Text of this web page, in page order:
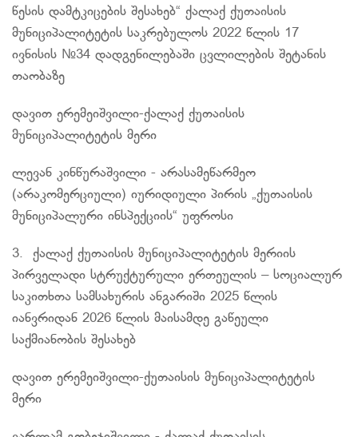
წესის დამტკიცების შესახებ“ ქალაქ ქუთაისის
მუნიციპალიტეტის საკრებულოს 2022 წლის 17
ივნისის №34 დადგენილებაში ცვლილების შეტანის
თაობაზე
დავით ერემეიშვილი-ქალაქ ქუთაისის
მუნიციპალიტეტის მერი
ლევან კინწურაშვილი - არასამეწარმეო
(არაკომერციული) იურიდიული პირის „ქუთაისის
მუნიციპალური ინსპექციის“ უფროსი
3. ქალაქ ქუთაისის მუნიციპალიტეტის მერიის
პირველადი სტრუქტურული ერთეულის – სოციალურ
საკითხთა სამსახურის ანგარიში 2025 წლის
იანვრიდან 2026 წლის მაისამდე გაწეული
საქმიანობის შესახებ
დავით ერემეიშვილი-ქუთაისის მუნიციპალიტეტის
მერი